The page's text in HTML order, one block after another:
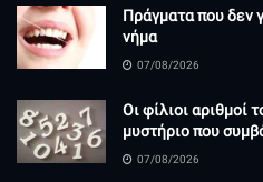
Πράγματα που δεν
νήμα
07/08/2026
Οι φίλιοι αριθμοί
μυστήριο που
07/08/2026